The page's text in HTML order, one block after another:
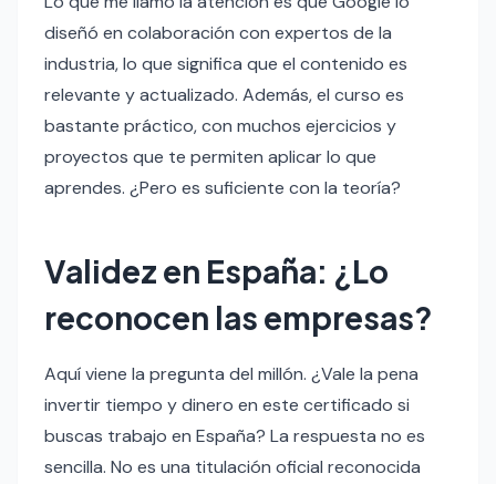
diseñó en colaboración con expertos de la
industria, lo que significa que el contenido es
relevante y actualizado. Además, el curso es
bastante práctico, con muchos ejercicios y
proyectos que te permiten aplicar lo que
aprendes. ¿Pero es suficiente con la teoría?
Validez en España: ¿Lo
reconocen las empresas?
Aquí viene la pregunta del millón. ¿Vale la pena
invertir tiempo y dinero en este certificado si
buscas trabajo en España? La respuesta no es
sencilla. No es una titulación oficial reconocida